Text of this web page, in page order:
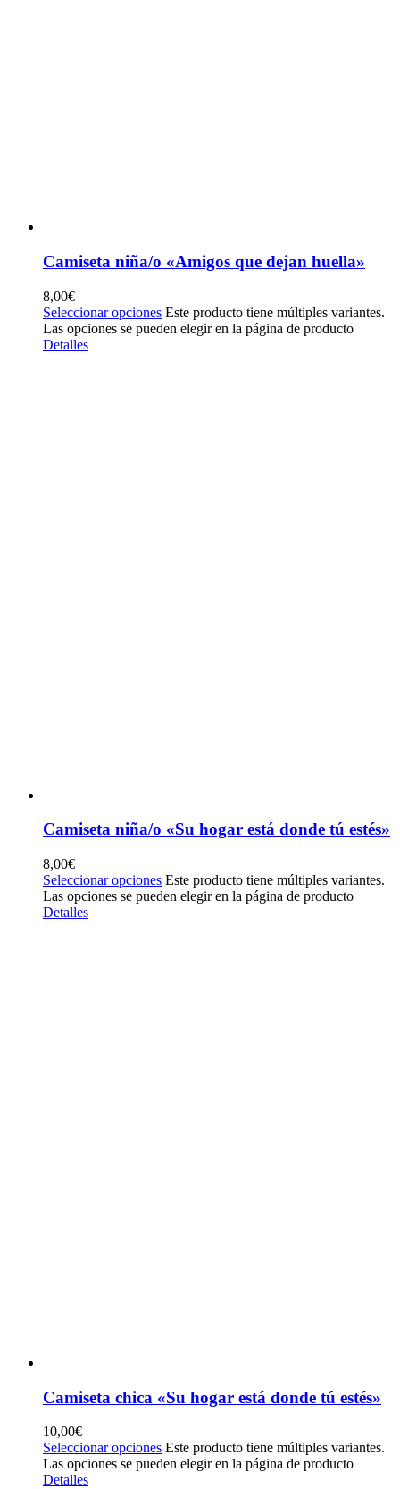
Camiseta niña/o «Amigos que dejan huella»
8,00€
Seleccionar opciones Este producto tiene múltiples variantes.
Las opciones se pueden elegir en la página de producto
Detalles
Camiseta niña/o «Su hogar está donde tú estés»
8,00€
Seleccionar opciones Este producto tiene múltiples variantes.
Las opciones se pueden elegir en la página de producto
Detalles
Camiseta chica «Su hogar está donde tú estés»
10,00€
Seleccionar opciones Este producto tiene múltiples variantes.
Las opciones se pueden elegir en la página de producto
Detalles